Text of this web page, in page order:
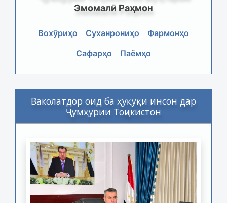
Эмомалӣ Раҳмон
Вохӯриҳо Суханрониҳо
Фармонҳо
Сафарҳо
Паёмҳо
Ваколатдор оид ба ҳуқуқи инсон дар
Ҷумҳурии Тоҷикистон